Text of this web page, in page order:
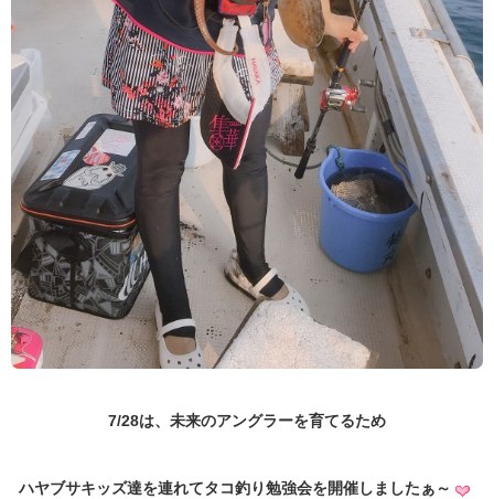
7/28は、未来のアングラーを育てるため
ハヤブサキッズ達を連れてタコ釣り勉強会を開催しましたぁ～